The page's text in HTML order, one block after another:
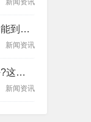
新闻资讯
精准抗疲：从线粒体功能到造血机制，热门营养方案全解析
新闻资讯
养肝护肝喝什么饮品好?这款纽崔莱饮品别错过
新闻资讯